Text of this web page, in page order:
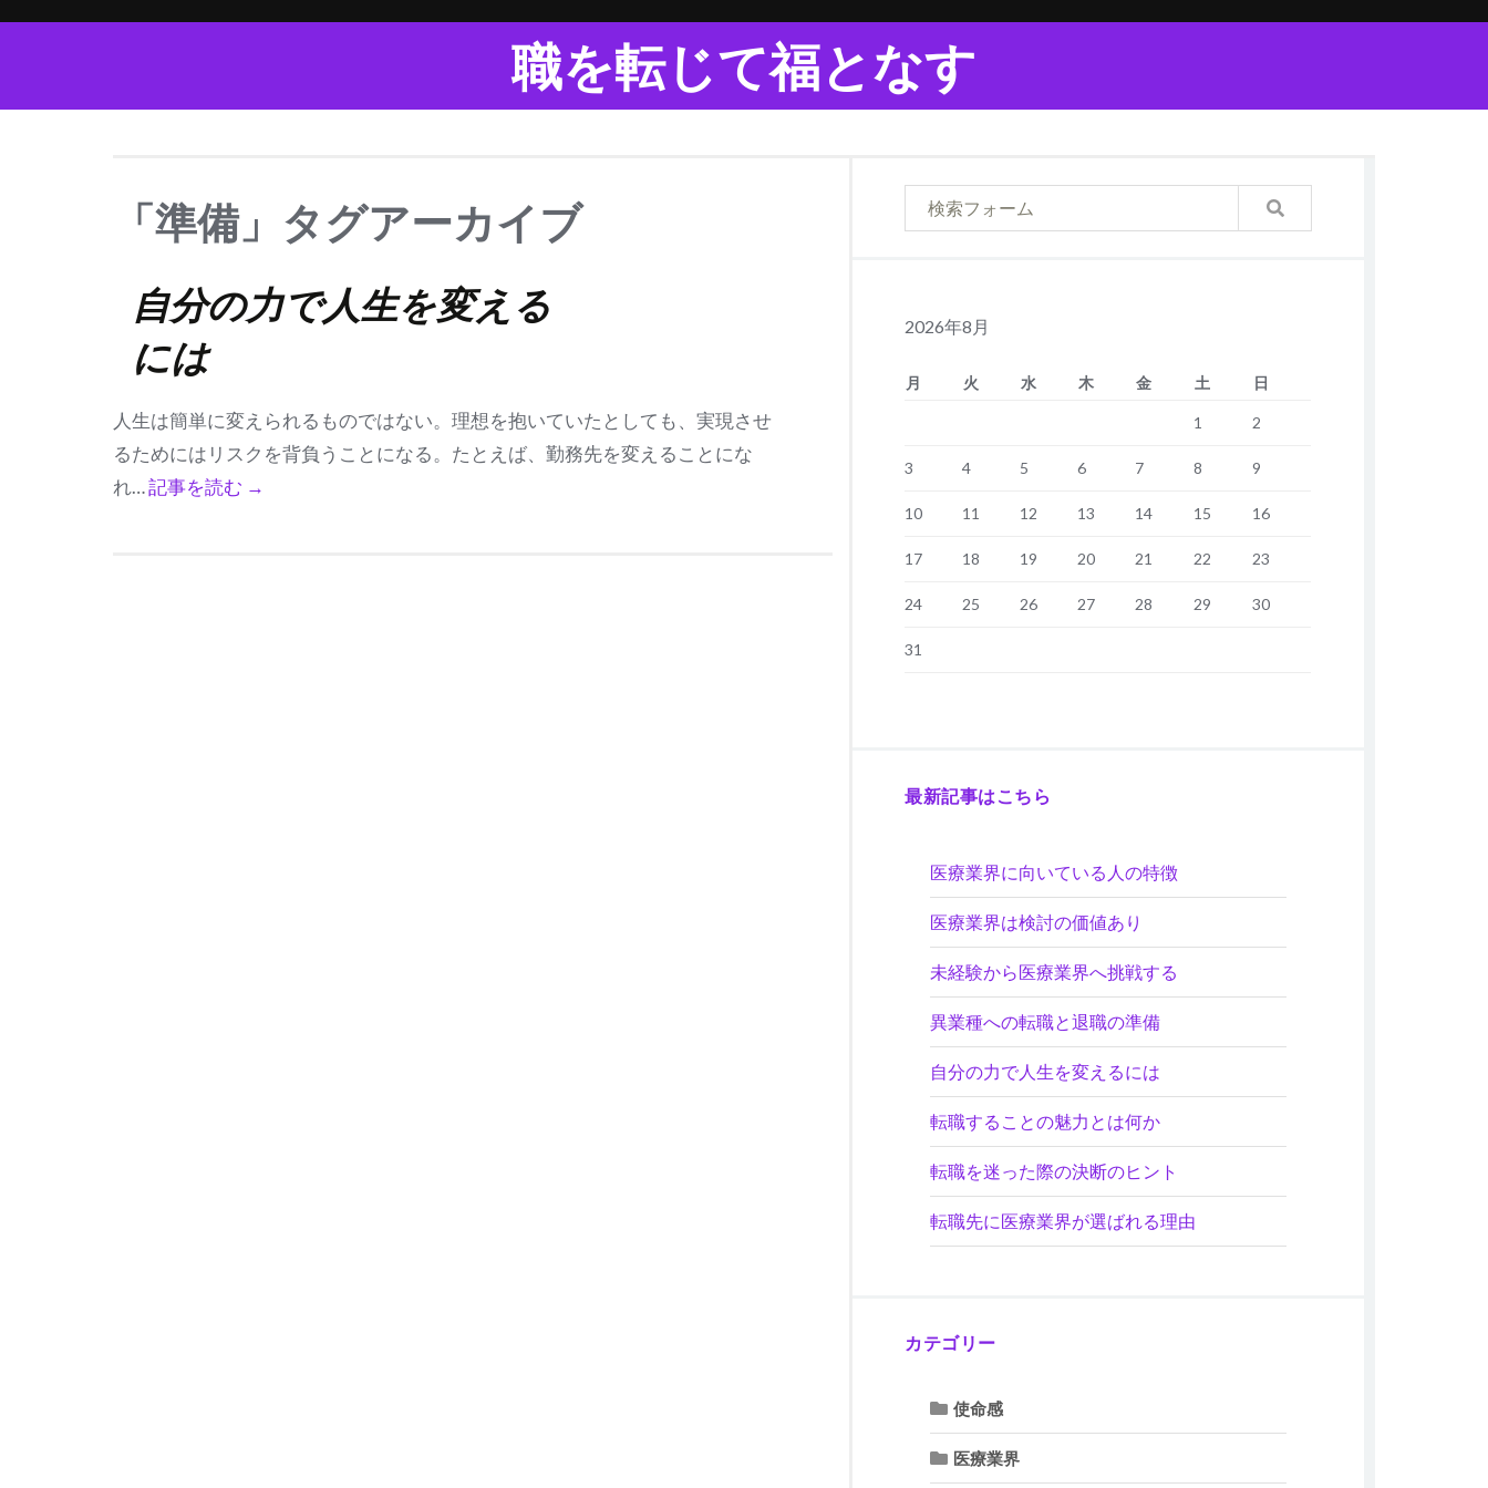
職を転じて福となす
「準備」タグアーカイブ
自分の力で人生を変える
には
人生は簡単に変えられるものではない。理想を抱いていたとしても、実現させ
るためにはリスクを背負うことになる。たとえば、勤務先を変えることにな
れ…記事を読む →
2026年8月
月 火 水 木 金 土 日
1 2
3 4 5 6 7 8 9
10 11 12 13 14 15 16
17 18 19 20 21 22 23
24 25 26 27 28 29 30
31
最新記事はこちら
医療業界に向いている人の特徴
医療業界は検討の価値あり
未経験から医療業界へ挑戦する
異業種への転職と退職の準備
自分の力で人生を変えるには
転職することの魅力とは何か
転職を迷った際の決断のヒント
転職先に医療業界が選ばれる理由
カテゴリー
使命感
医療業界